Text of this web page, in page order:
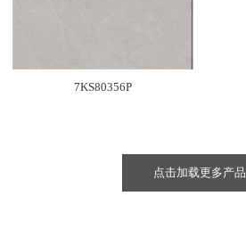
7KS80356P
点击加载更多产品